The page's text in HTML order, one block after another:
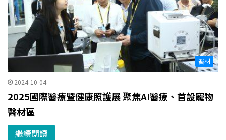
醫材
2024-10-04
2025國際醫療暨健康照護展 聚焦AI醫療、首設寵物
醫材區
繼續閱讀